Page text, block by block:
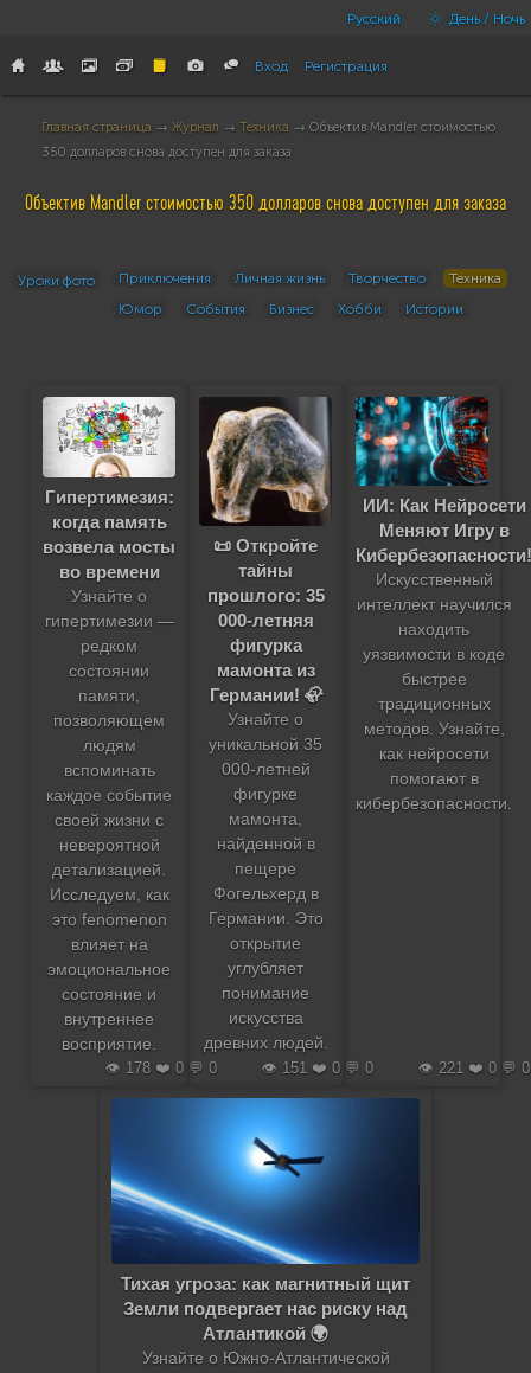
Русский День / Ночь
Вход Регистрация
Главная страница → Журнал → Техника → Объектив Mandler стоимостью
350 долларов снова доступен для заказа
Объектив Mandler стоимостью 350 долларов снова доступен для заказа
Уроки фото Приключения Личная жизнь Творчество
Техника
Юмор
События Бизнес Хобби Истории
Гипертимезия:
когда память
возвела мосты
во времени
Узнайте о
гипертимезии —
редком
состоянии
памяти,
позволяющем
людям
вспоминать
каждое событие
своей жизни с
невероятной
детализацией.
Исследуем, как
это fenomenon
влияет на
эмоциональное
состояние и
внутреннее
восприятие.
👁️ 178 ❤️ 0 💬 0
📜 Откройте
тайны
прошлого: 35
000-летняя
фигурка
мамонта из
Германии! 🦣
Узнайте о
уникальной 35
000-летней
фигурке
мамонта,
найденной в
пещере
Фогельхерд в
Германии. Это
открытие
углубляет
понимание
искусства
древних людей.
👁️ 151 ❤️ 0 💬 0
ИИ: Как Нейросети
Меняют Игру в
Кибербезопасности!
Искусственный
интеллект научился
находить
уязвимости в коде
быстрее
традиционных
методов. Узнайте,
как нейросети
помогают в
кибербезопасности.
👁️ 221 ❤️ 0 💬 0
Тихая угроза: как магнитный щит
Земли подвергает нас риску над
Атлантикой 🌍
Узнайте о Южно-Атлантической